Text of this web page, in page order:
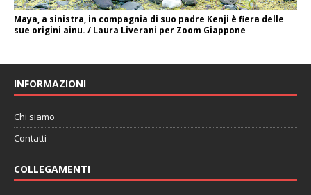
Maya, a sinistra, in compagnia di suo padre Kenji è fiera delle
sue origini ainu. / Laura Liverani per Zoom Giappone
INFORMAZIONI
Chi siamo
Contatti
COLLEGAMENTI